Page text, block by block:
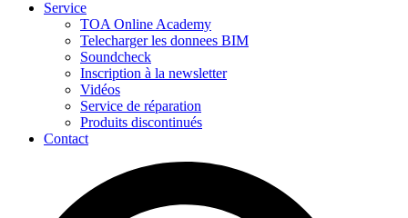
Service
TOA Online Academy
Telecharger les donnees BIM
Soundcheck
Inscription à la newsletter
Vidéos
Service de réparation
Produits discontinués
Contact